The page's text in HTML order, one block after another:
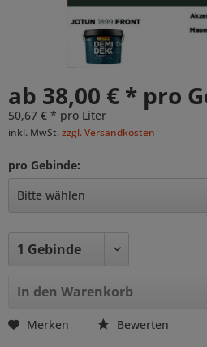
ab 38,00 € * pro
50,67 € * pro Liter
inkl. MwSt. zzgl. Versandkosten
pro Gebinde:
In den Warenkorb
Merken Bewerten